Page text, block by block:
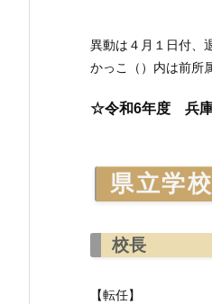
異動は４月１日付、
かっこ（）内は前所
☆令和6年度 兵
県立学校
校長
【転任】